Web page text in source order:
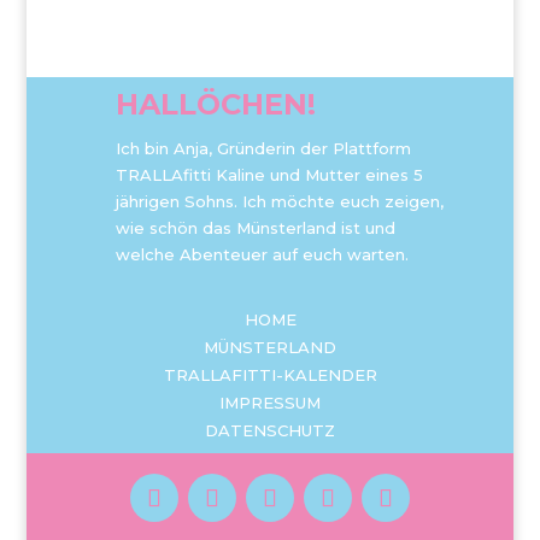
HALLÖCHEN!
Ich bin Anja, Gründerin der Plattform
TRALLAfitti Kaline und Mutter eines 5
jährigen Sohns. Ich möchte euch zeigen,
wie schön das Münsterland ist und
welche Abenteuer auf euch warten.
HOME
MÜNSTERLAND
TRALLAFITTI-KALENDER
IMPRESSUM
DATENSCHUTZ